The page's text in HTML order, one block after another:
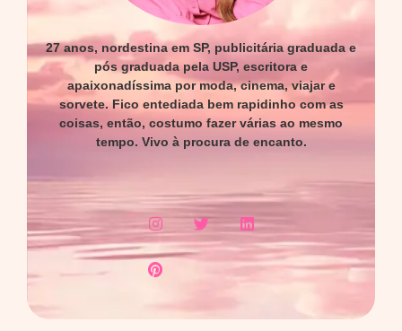
27 anos, nordestina em SP, publicitária graduada e
pós graduada pela USP, escritora e
apaixonadíssima por moda, cinema, viajar e
sorvete. Fico entediada bem rapidinho com as
coisas, então, costumo fazer várias ao mesmo
tempo. Vivo à procura de encanto.